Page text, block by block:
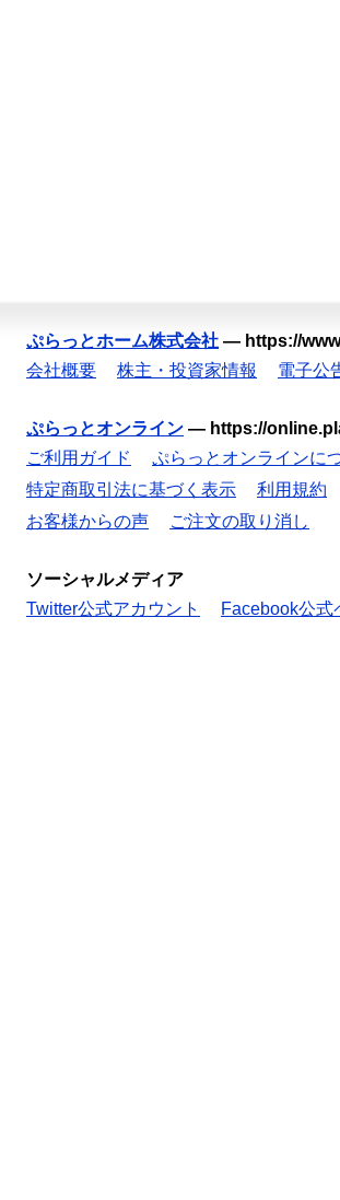
ぷらっとホーム株式会社 — https://
会社概要
株主・投資家情報 電子公
ぷらっとオンライン — https://
ご利用ガイド
ぷらっとオンラインに
特定商取引法に基づく表示
利用規約
お客様からの声
ご注文の取り消し
ソーシャルメディア
Twitter公式アカウント
Facebook公式